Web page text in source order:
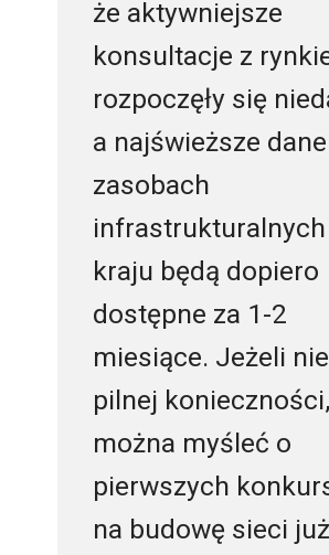
że aktywniejsze
konsultacje z
rozpoczęły się
a najświeższe
zasobach
kraju będą dopiero
dostępne za 1-2
miesiące. Jeżeli
pilnej
można myśleć o
pierwszych
na budowę sieci